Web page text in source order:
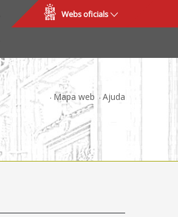
Webs oficials
Mapa web Ajuda